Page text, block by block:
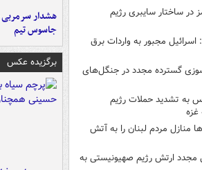
در ساختار سایبری رژیم
اسرائیل مجبور به واردات برق
گسترده مجدد در جنگل‌های
به تشدید حملات رژیم
منازل مردم لبنان را به ‌آتش
مجدد ارتش رژیم صهیونیستی به
هشدار سرمربی
جاسوس تیم
برگزیده عکس